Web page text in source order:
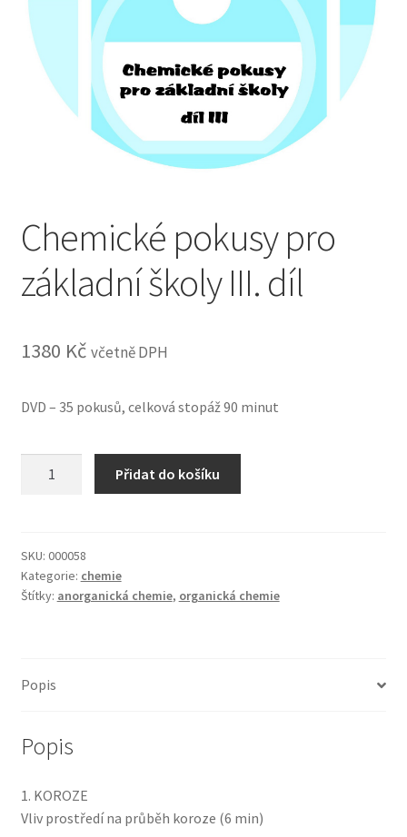
Pokladna
Reklamace a vrácení zboží
Zásady cookies (EU)
Zásady ochrany osobních údajů
Chemické pokusy pro
základní školy III. díl
1380 Kč včetně DPH
DVD – 35 pokusů, celková stopáž 90 minut
školy
III.
díl
Přidat do košíku
SKU: 000058
Kategorie: chemie
Štítky: anorganická chemie, organická chemie
Popis
Popis
1. KOROZE
Vliv prostředí na průběh koroze (6 min)